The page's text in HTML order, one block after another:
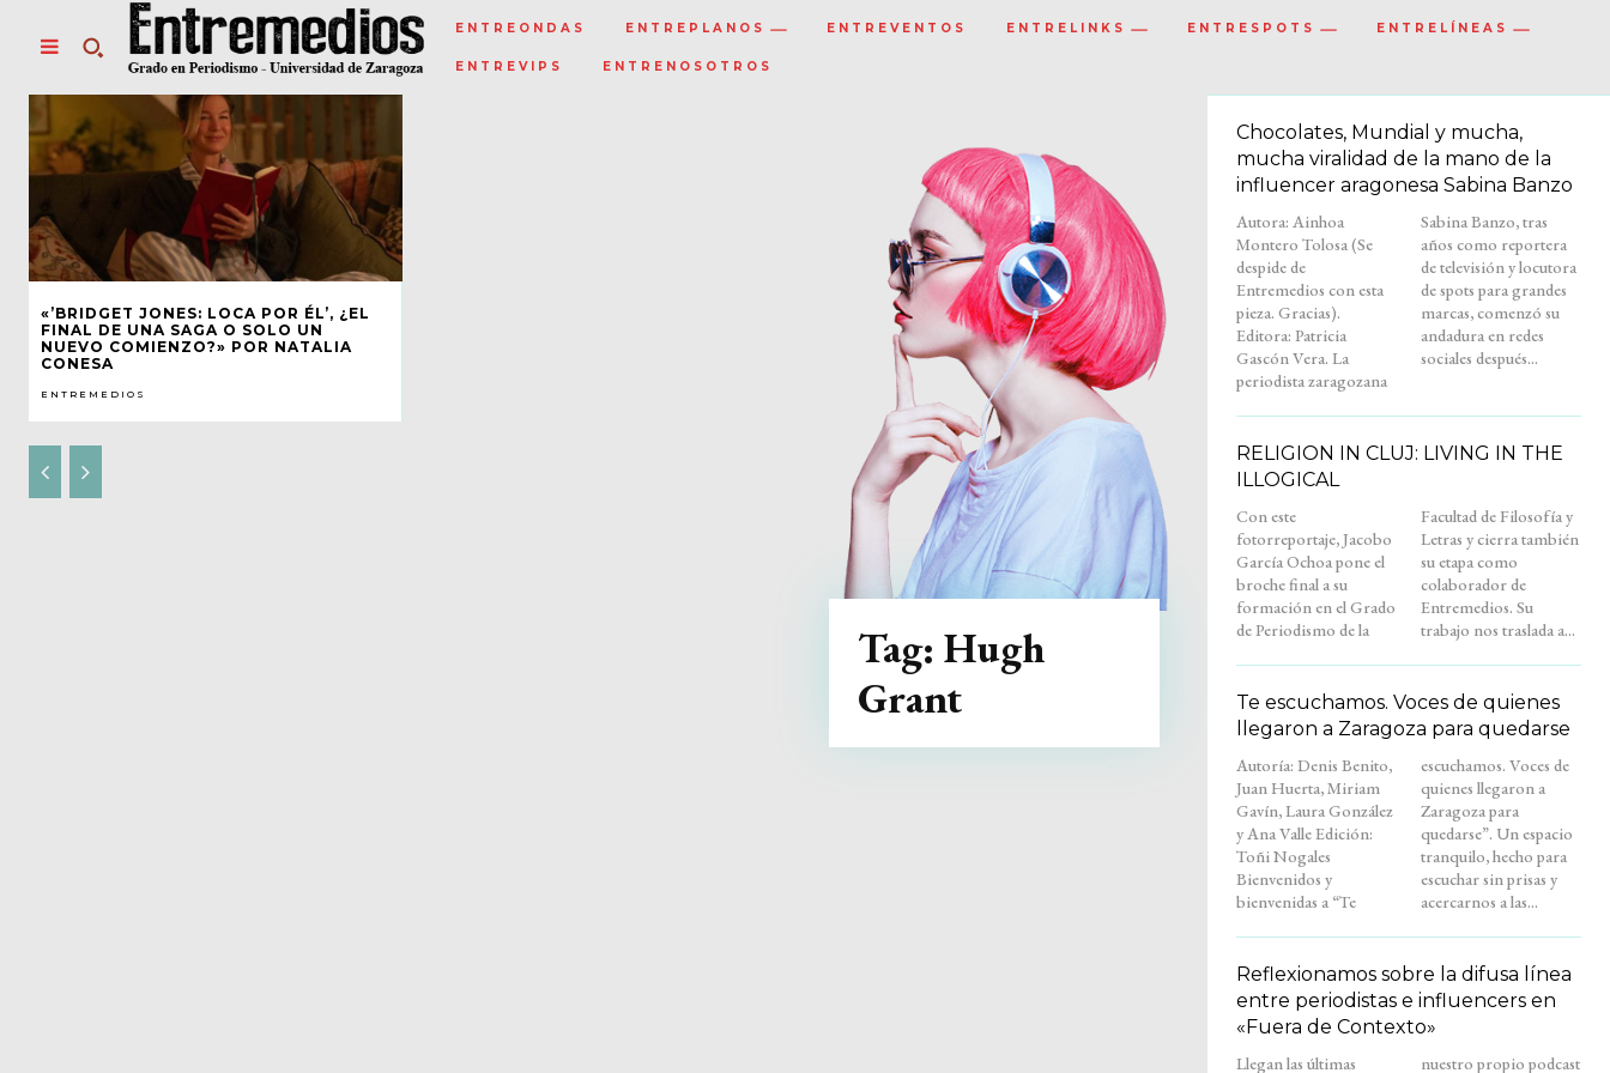
ENTREONDAS ENTREPLANOS ENTREVENTOS ENTRELINKS ENTRESPOTS ENTRELÍNEAS
ENTREVIPS ENTRENOSOTROS
«’BRIDGET JONES: LOCA POR ÉL’, ¿EL
FINAL DE UNA SAGA O SOLO UN
NUEVO COMIENZO?» POR NATALIA
CONESA
ENTREMEDIOS
Tag: Hugh
Grant
Chocolates, Mundial y mucha,
mucha viralidad de la mano de la
influencer aragonesa Sabina Banzo
Autora: Ainhoa
Montero Tolosa (Se
despide de
Entremedios con esta
pieza. Gracias).
Editora: Patricia
Gascón Vera. La
periodista zaragozana
Sabina Banzo, tras
años como reportera
de televisión y locutora
de spots para grandes
marcas, comenzó su
andadura en redes
sociales después...
RELIGION IN CLUJ: LIVING IN THE
ILLOGICAL
Con este
fotorreportaje, Jacobo
García Ochoa pone el
broche final a su
formación en el Grado
de Periodismo de la
Facultad de Filosofía y
Letras y cierra también
su etapa como
colaborador de
Entremedios. Su
trabajo nos traslada a...
Te escuchamos. Voces de quienes
llegaron a Zaragoza para quedarse
Autoría: Denis Benito,
Juan Huerta, Miriam
Gavín, Laura González
y Ana Valle Edición:
Toñi Nogales
Bienvenidos y
bienvenidas a “Te
escuchamos. Voces de
quienes llegaron a
Zaragoza para
quedarse”. Un espacio
tranquilo, hecho para
escuchar sin prisas y
acercarnos a las...
Reflexionamos sobre la difusa línea
entre periodistas e influencers en
«Fuera de Contexto»
Llegan las últimas
nuestro propio podcast